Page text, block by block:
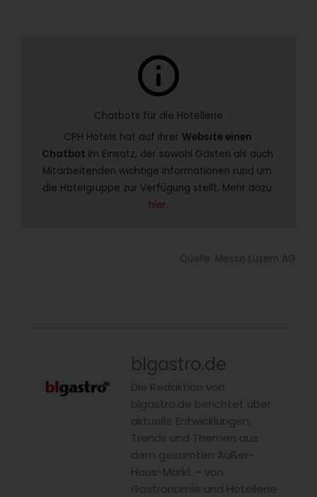
info
Chatbots für die Hotellerie
CPH Hotels hat auf ihrer Website einen
Chatbot im Einsatz, der sowohl Gästen als auch
Mitarbeitenden wichtige Informationen rund um
hier.
Quelle: Messe Luzern AG
blgastro.de
Die Redaktion von
blgastro.de berichtet über
aktuelle Entwicklungen,
Trends und Themen aus
dem gesamten Außer-
Haus-Markt – von
Gastronomie und Hotellerie